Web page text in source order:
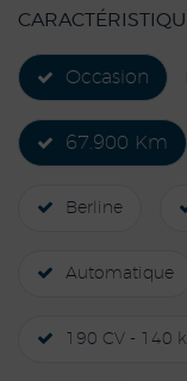
Occasion
67.900 Km
Berline
Automatique
190 CV - 140